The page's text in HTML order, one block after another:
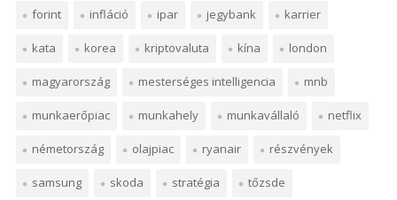
forint infláció ipar jegybank karrier
kata korea kriptovaluta kína london
magyarország mesterséges intelligencia mnb
munkaerőpiac munkahely munkavállaló netflix
németország olajpiac ryanair részvények
samsung skoda stratégia tőzsde